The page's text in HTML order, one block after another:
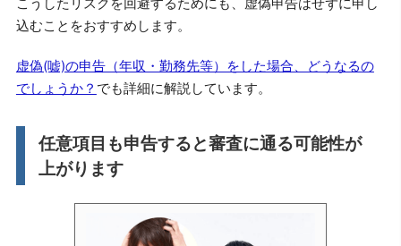
こうしたリスクを回避するためにも、虚偽申告はせずに申し
込むことをおすすめします。
虚偽(嘘)の申告（年収・勤務先等）をした場合、どうなるの
でしょうか？ でも詳細に解説しています。
任意項目も申告すると審査に通る可能性が
上がります